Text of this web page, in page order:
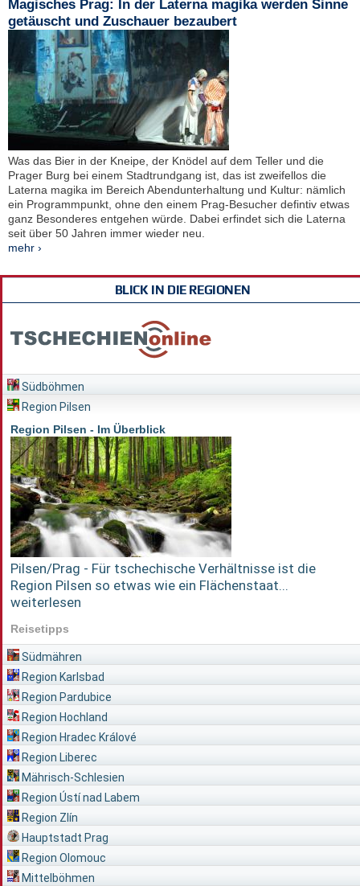
Magisches Prag: In der Laterna magika werden Sinne
getäuscht und Zuschauer bezaubert
Was das Bier in der Kneipe, der Knödel auf dem Teller und die
Prager Burg bei einem Stadtrundgang ist, das ist zweifellos die
Laterna magika im Bereich Abendunterhaltung und Kultur: nämlich
ein Programmpunkt, ohne den einem Prag-Besucher defintiv etwas
ganz Besonderes entgehen würde. Dabei erfindet sich die Laterna
seit über 50 Jahren immer wieder neu.
mehr ›
BLICK IN DIE REGIONEN
Südböhmen
Region Pilsen
Region Pilsen - Im Überblick
Pilsen/Prag - Für tschechische Verhältnisse ist die
Region Pilsen so etwas wie ein Flächenstaat...
weiterlesen
Reisetipps
Südmähren
Region Karlsbad
Region Pardubice
Region Hochland
Region Hradec Králové
Region Liberec
Mährisch-Schlesien
Region Ústí nad Labem
Region Zlín
Hauptstadt Prag
Region Olomouc
Mittelböhmen